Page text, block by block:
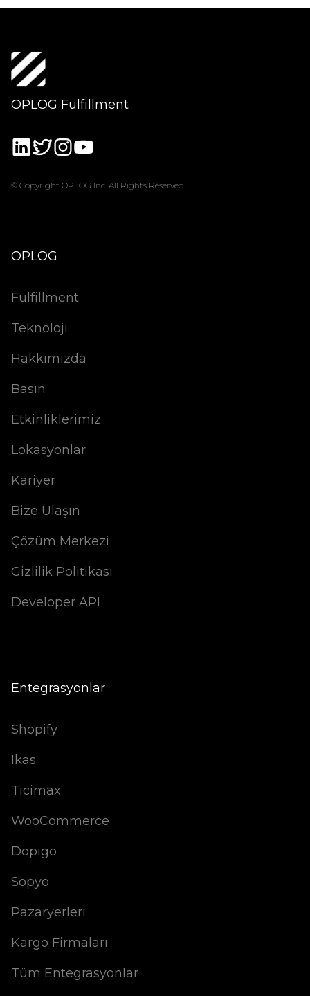
OPLOG Fulfillment
© Copyright OPLOG Inc. All Rights Reserved.
OPLOG
Fulfillment
Teknoloji
Hakkımızda
Basın
Etkinliklerimiz
Lokasyonlar
Kariyer
Bize Ulaşın
Çözüm Merkezi
Gizlilik Politikası
Developer API
Entegrasyonlar
Shopify
Ikas
Ticimax
WooCommerce
Dopigo
Sopyo
Pazaryerleri
Kargo Firmaları
Tüm Entegrasyonlar